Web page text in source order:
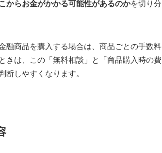
からお金がかかる可能性があるのかを切り分
融商品を購入する場合は、商品ごとの手数料
きは、この「無料相談」と「商品購入時の費
断しやすくなります。